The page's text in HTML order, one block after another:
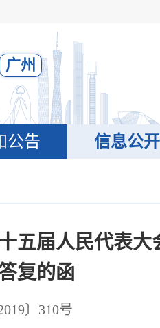
广州
公告 信息公开
五届人民代表大
复的函
〕310号